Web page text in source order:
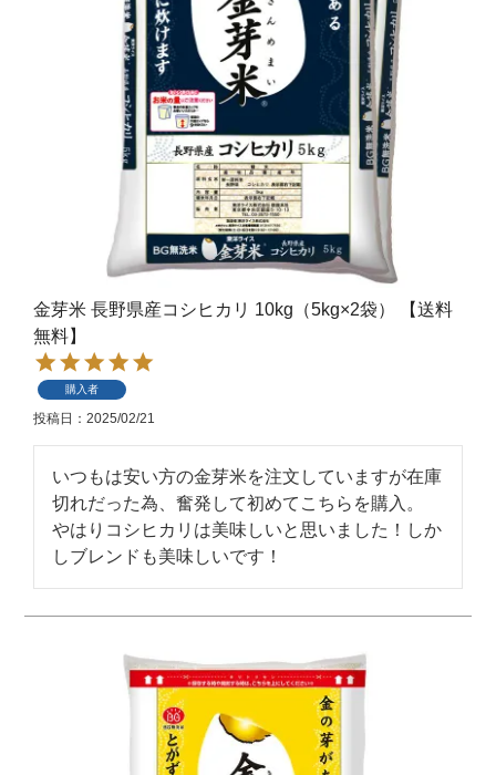
金芽米 長野県産コシヒカリ 10kg（5kg×2袋） 【送料
無料】
購入者
投稿日 2025/02/21
いつもは安い方の金芽米を注文していますが在庫
切れだった為、奮発して初めてこちらを購入。
やはりコシヒカリは美味しいと思いました！しか
しブレンドも美味しいです！